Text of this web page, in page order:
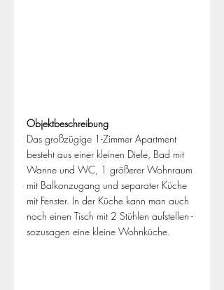
Objektbeschreibung
Das großzügige 1-Zimmer Apartment
besteht aus einer kleinen Diele, Bad mit
Wanne und WC, 1 größerer Wohnraum
mit Balkonzugang und separater Küche
mit Fenster. In der Küche kann man auch
noch einen Tisch mit 2 Stühlen aufstellen -
sozusagen eine kleine Wohnküche.